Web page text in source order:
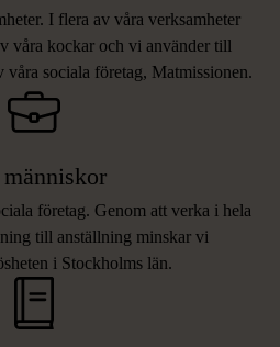
I flera av våra verksamheter
våra kockar och vi använder till
våra sociala företag, Matmissionen.
företag. Genom att verka i hela
till anställning minskar vi
i Stockholms län.